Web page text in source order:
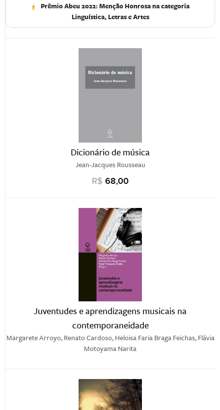
Prêmio Abeu 2022: Menção Honrosa na categoria
Linguística, Letras e Artes
Dicionário de música
Jean-Jacques Rousseau
R$ 68,00
Juventudes e aprendizagens musicais na
contemporaneidade
Margarete Arroyo, Renato Cardoso, Heloisa Faria Braga Feichas, Flávia
Motoyama Narita